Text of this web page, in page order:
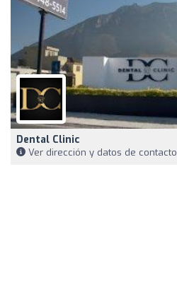
Dental Clinic
Ver dirección y datos de contacto